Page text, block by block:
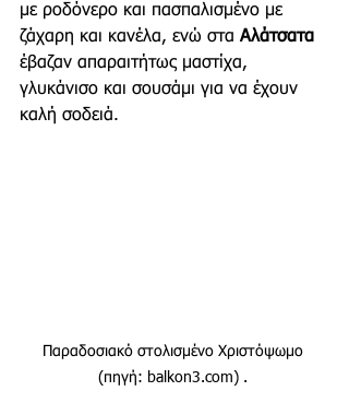
με ροδόνερο και πασπαλισμένο με
ζάχαρη και κανέλα, ενώ στα Αλάτσατα
έβαζαν απαραιτήτως μαστίχα,
γλυκάνισο και σουσάμι για να έχουν
καλή σοδειά.
Παραδοσιακό στολισμένο Χριστόψωμο
(πηγή: balkon3.com) .